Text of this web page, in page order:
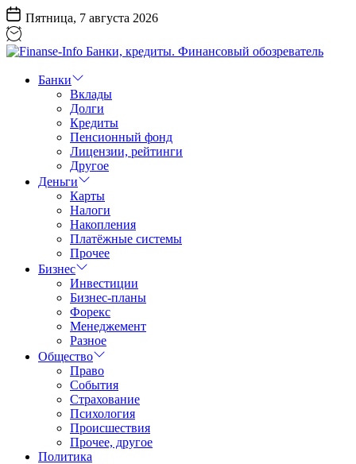
Перейти
к
содержанию
Пятница, 7 августа 2026
Info
Финансовый
обозреватель
Банки
Вклады
Долги
Кредиты
Пенсионный фонд
Лицензии, рейтинги
Другое
Деньги
Карты
Налоги
Накопления
Платёжные системы
Прочее
Бизнес
Инвестиции
Бизнес-планы
Форекс
Менеджемент
Разное
Общество
Право
События
Страхование
Психология
Происшествия
Прочее, другое
Политика